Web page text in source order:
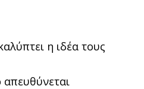
η ιδέα τους
απευθύνεται